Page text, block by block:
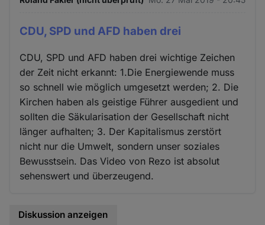
CDU, SPD und AFD haben drei
CDU, SPD und AFD haben drei wichtige Zeichen
der Zeit nicht erkannt: 1.Die Energiewende muss
so schnell wie möglich umgesetzt werden; 2. Die
Kirchen haben als geistige Führer ausgedient und
sollten die Säkularisation der Gesellschaft nicht
länger aufhalten; 3. Der Kapitalismus zerstört
nicht nur die Umwelt, sondern unser soziales
Bewusstsein. Das Video von Rezo ist absolut
sehenswert und überzeugend.
Diskussion anzeigen